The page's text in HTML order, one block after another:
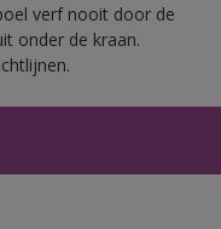
verf nooit door de
onder de kraan.